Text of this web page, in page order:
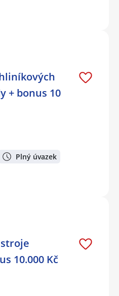
+ bonus 10
Plný úvazek
10.000 Kč